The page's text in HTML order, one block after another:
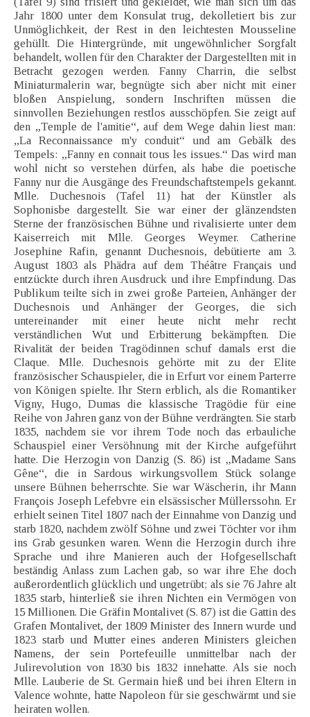
Jahr 1800 unter dem Konsulat trug, dekolletiert bis zur
Unmöglichkeit, der Rest in den leichtesten Mousseline
gehüllt. Die Hintergründe, mit ungewöhnlicher Sorgfalt
behandelt, wollen für den Charakter der Dargestellten mit in
Betracht gezogen werden. Fanny Charrin, die selbst
Miniaturmalerin war, begnügte sich aber nicht mit einer
bloßen Anspielung, sondern Inschriften müssen die
sinnvollen Beziehungen restlos ausschöpfen. Sie zeigt auf
den „Temple de l'amitie“, auf dem Wege dahin liest man:
„La Reconnaissance m'y conduit“ und am Gebälk des
Tempels: „Fanny en connait tous les issues.“ Das wird man
wohl nicht so verstehen dürfen, als habe die poetische
Fanny nur die Ausgänge des Freundschaftstempels gekannt.
Mlle. Duchesnois (Tafel 11) hat der Künstler als
Sophonisbe dargestellt. Sie war einer der glänzendsten
Sterne der französischen Bühne und rivalisierte unter dem
Kaiserreich mit Mlle. Georges Weymer. Catherine
Josephine Rafin, genannt Duchesnois, debütierte am 3.
August 1803 als Phädra auf dem Théâtre Français und
entzückte durch ihren Ausdruck und ihre Empfindung. Das
Publikum teilte sich in zwei große Parteien, Anhänger der
Duchesnois und Anhänger der Georges, die sich
untereinander mit einer heute nicht mehr recht
verständlichen Wut und Erbitterung bekämpften. Die
Rivalität der beiden Tragödinnen schuf damals erst die
Claque. Mlle. Duchesnois gehörte mit zu der Elite
französischer Schauspieler, die in Erfurt vor einem Parterre
von Königen spielte. Ihr Stern erblich, als die Romantiker
Vigny, Hugo, Dumas die klassische Tragödie für eine
Reihe von Jahren ganz von der Bühne verdrängten. Sie starb
1835, nachdem sie vor ihrem Tode noch das erbauliche
Schauspiel einer Versöhnung mit der Kirche aufgeführt
hatte. Die Herzogin von Danzig (S. 86) ist „Madame Sans
Gêne“, die in Sardous wirkungsvollem Stück solange
unsere Bühnen beherrschte. Sie war Wäscherin, ihr Mann
François Joseph Lefebvre ein elsässischer Müllerssohn. Er
erhielt seinen Titel 1807 nach der Einnahme von Danzig und
starb 1820, nachdem zwölf Söhne und zwei Töchter vor ihm
ins Grab gesunken waren. Wenn die Herzogin durch ihre
Sprache und ihre Manieren auch der Hofgesellschaft
beständig Anlass zum Lachen gab, so war ihre Ehe doch
außerordentlich glücklich und ungetrübt; als sie 76 Jahre alt
1835 starb, hinterließ sie ihren Nichten ein Vermögen von
15 Millionen. Die Gräfin Montalivet (S. 87) ist die Gattin des
Grafen Montalivet, der 1809 Minister des Innern wurde und
1823 starb und Mutter eines anderen Ministers gleichen
Namens, der sein Portefeuille unmittelbar nach der
Julirevolution von 1830 bis 1832 innehatte. Als sie noch
Mlle. Lauberie de St. Germain hieß und bei ihren Eltern in
Valence wohnte, hatte Napoleon für sie geschwärmt und sie
heiraten wollen.